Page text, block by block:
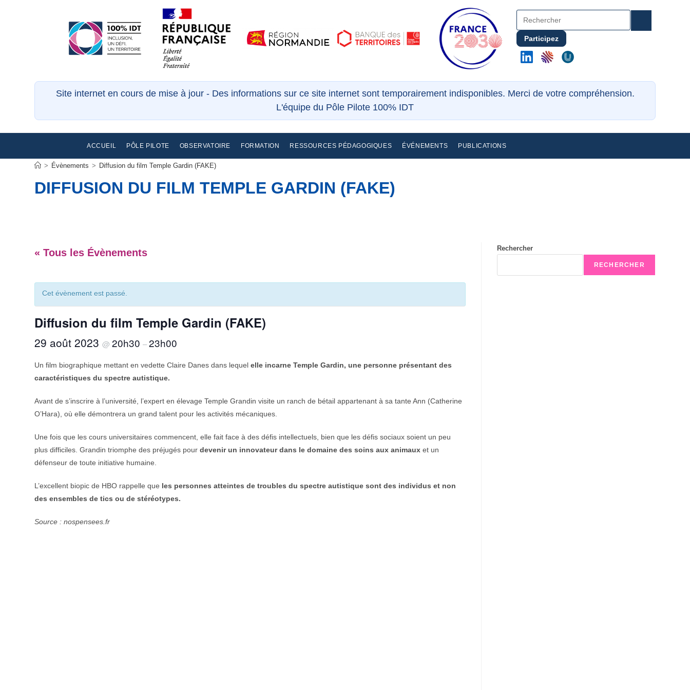
Participez
Site internet en cours de mise à jour - Des informations sur ce site internet sont temporairement indisponibles. Merci de votre compréhension.
L'équipe du Pôle Pilote 100% IDT
ACCUEIL PÔLE PILOTE OBSERVATOIRE FORMATION RESSOURCES PÉDAGOGIQUES ÉVÉNEMENTS PUBLICATIONS
DIFFUSION DU FILM TEMPLE GARDIN (FAKE)
> Évènements > Diffusion du film Temple Gardin (FAKE)
« Tous les Évènements
Cet évènement est passé.
Diffusion du film Temple Gardin (FAKE)
29 août 2023@20h30–23h00
Un film biographique mettant en vedette Claire Danes dans lequelelle incarne Temple Gardin, une personne présentant des
caractéristiques du spectre autistique.
Avant de s’inscrire à l’université, l’expert en élevage Temple Grandin visite un ranch de bétail appartenant à sa tante Ann (Catherine
O’Hara), où elle démontrera un grand talent pour les activités mécaniques.
Une fois que les cours universitaires commencent, elle fait face à des défis intellectuels, bien que les défis sociaux soient un peu
plus difficiles. Grandin triomphe des préjugés pourdevenir un innovateur dans le domaine des soins aux animaux et un
défenseur de toute initiative humaine.
L’excellent biopic de HBO rappelle que les personnes atteintes de troubles du spectre autistique sont des individus et non
des ensembles de tics ou de stéréotypes.
Source : nospensees.fr
Rechercher
RECHERCHER